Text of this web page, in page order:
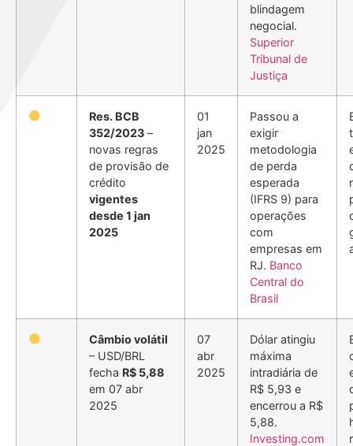
blindagem
negocial.
Superior
Tribunal de
Justiça
Res. BCB
352/2023 –
novas regras
de provisão de
crédito
vigentes
desde 1 jan
2025
01
jan
2025
Passou a
exigir
metodologia
de perda
esperada
(IFRS 9) para
operações
com
empresas em
RJ. Banco
Central do
Brasil
Câmbio volátil
– USD/BRL
fecha R$ 5,88
em 07 abr
2025
07
abr
2025
Dólar atingiu
máxima
intradiária de
R$ 5,93 e
encerrou a R$
5,88.
Investing.com